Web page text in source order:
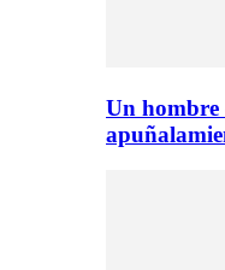
Un hombre